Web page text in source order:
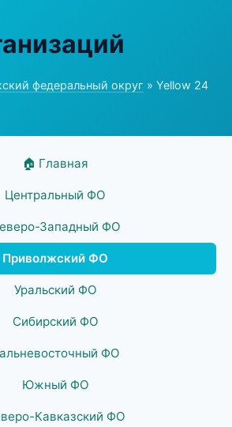
федеральный округ » Yellow 24
🏠 Главная
Центральный ФО
Западный ФО
Приволжский ФО
Уральский ФО
Сибирский ФО
ФО
Южный ФО
Кавказский ФО